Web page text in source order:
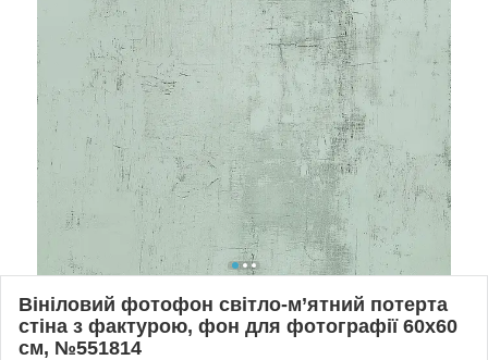
Вініловий фотофон світло-м’ятний потерта
стіна з фактурою, фон для фотографії 60x60
см, №551814